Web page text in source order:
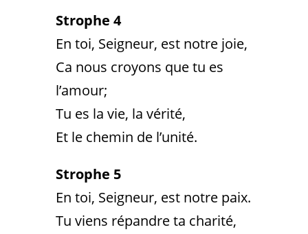
Strophe 4
En toi, Seigneur, est notre joie,
Ca nous croyons que tu es
l’amour;
Tu es la vie, la vérité,
Et le chemin de l’unité.
Strophe 5
En toi, Seigneur, est notre paix.
Tu viens répandre ta charité,